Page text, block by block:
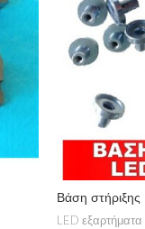
Βάση
LED